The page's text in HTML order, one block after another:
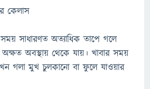
কেলাস
সাধারণত অত্যাধিক তাপে গলে
অবস্থায় থেকে যায়। খাবার সময়
গলা মুখ চুলকানো বা ফুলে যাওয়ার